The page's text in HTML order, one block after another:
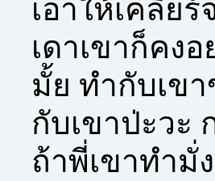
เอาให้เคลีย
เดาเขาก็คง
มั้ย ทำกับเข
กับเขาป่ะวะ
ถ้าพี่เขาทำมั่